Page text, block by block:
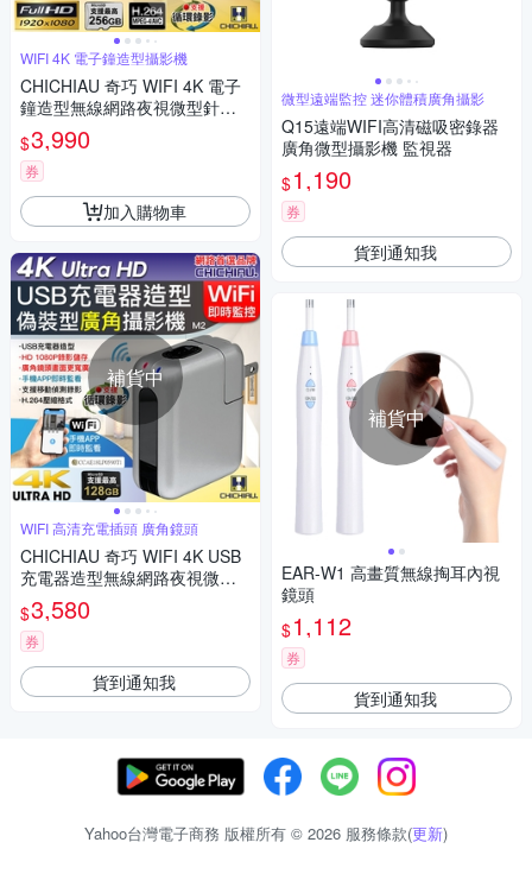
WIFI 4K 電子鐘造型攝影機
CHICHIAU 奇巧 WIFI 4K 電子
鐘造型無線網路夜視微型針孔
攝影機TC100 影音記錄器
$3,990
券
加入購物車
補貨中
WIFI 高清充電插頭 廣角鏡頭
CHICHIAU 奇巧 WIFI 4K USB
充電器造型無線網路夜視微型
廣角攝影機M2 影音記錄器
$3,580
券
貨到通知我
微型遠端監控 迷你體積廣角攝影
Q15遠端WIFI高清磁吸密錄器
廣角微型攝影機 監視器
$1,190
券
貨到通知我
補貨中
EAR-W1 高畫質無線掏耳內視
鏡頭
$1,112
券
貨到通知我
Yahoo台灣電子商務 版權所有 © 2026 服務條款(更新)